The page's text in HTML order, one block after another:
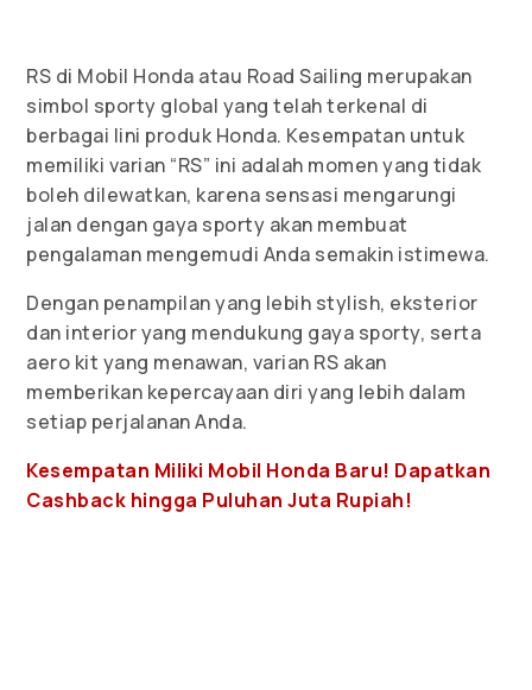
RS di Mobil Honda atau Road Sailing merupakan
simbol sporty global yang telah terkenal di
berbagai lini produk Honda. Kesempatan untuk
memiliki varian “RS” ini adalah momen yang tidak
boleh dilewatkan, karena sensasi mengarungi
jalan dengan gaya sporty akan membuat
pengalaman mengemudi Anda semakin istimewa.
Dengan penampilan yang lebih stylish, eksterior
dan interior yang mendukung gaya sporty, serta
aero kit yang menawan, varian RS akan
memberikan kepercayaan diri yang lebih dalam
setiap perjalanan Anda.
Kesempatan Miliki Mobil Honda Baru! Dapatkan
Cashback hingga Puluhan Juta Rupiah!